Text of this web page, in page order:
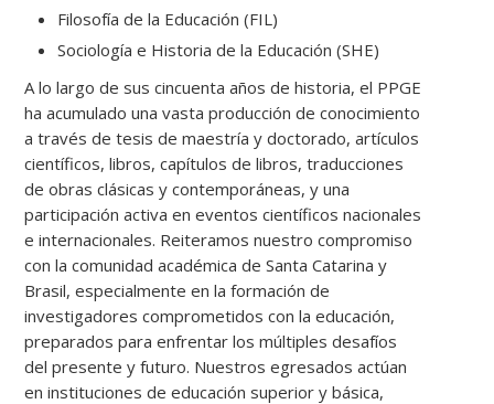
Filosofía de la Educación (FIL)
Sociología e Historia de la Educación (SHE)
A lo largo de sus cincuenta años de historia, el PPGE
ha acumulado una vasta producción de conocimiento
a través de tesis de maestría y doctorado, artículos
científicos, libros, capítulos de libros, traducciones
de obras clásicas y contemporáneas, y una
participación activa en eventos científicos nacionales
e internacionales. Reiteramos nuestro compromiso
con la comunidad académica de Santa Catarina y
Brasil, especialmente en la formación de
investigadores comprometidos con la educación,
preparados para enfrentar los múltiples desafíos
del presente y futuro. Nuestros egresados actúan
en instituciones de educación superior y básica,